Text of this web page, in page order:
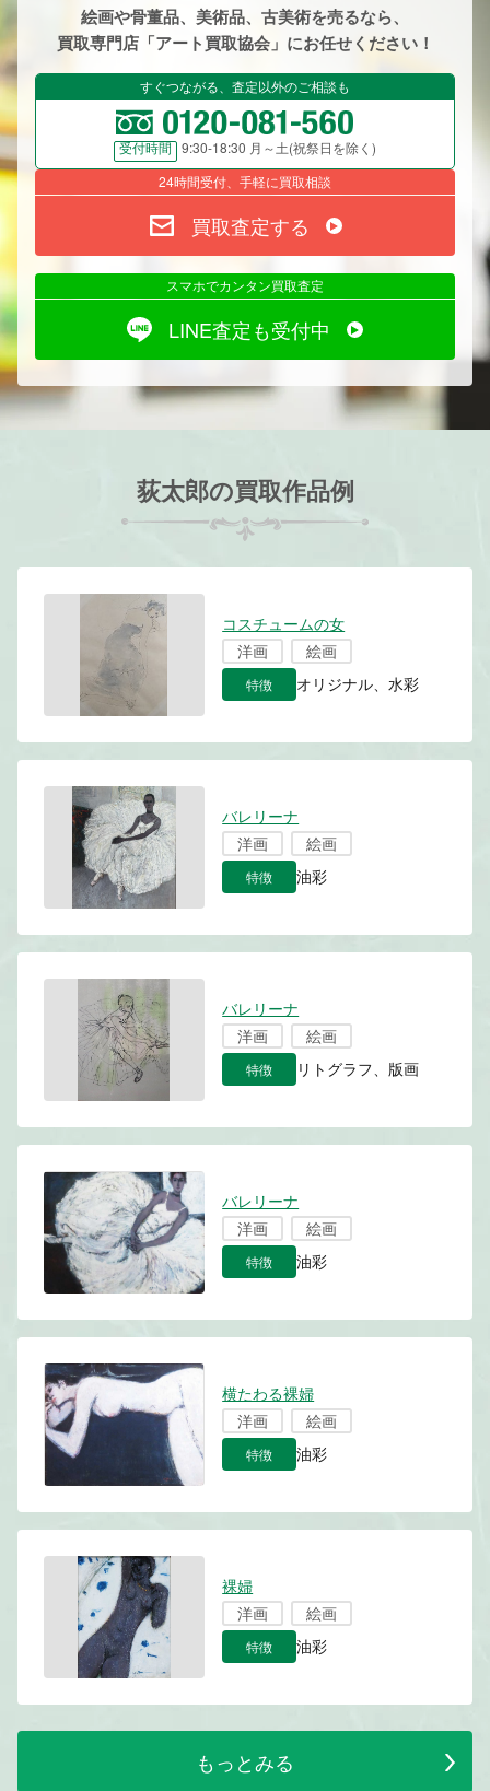
絵画や骨董品、美術品、古美術を売るなら、
買取専門店「アート買取協会」にお任せください！
すぐつながる、査定以外のご相談も
受付時間
9:30-18:30 月～土(祝祭日を除く)
24時間受付、手軽に買取相談
買取査定する
スマホでカンタン買取査定
LINE査定も受付中
荻太郎の買取作品例
コスチュームの女
洋画
絵画
特徴 オリジナル、水彩
バレリーナ
洋画
絵画
特徴 油彩
バレリーナ
洋画
絵画
特徴 リトグラフ、版画
バレリーナ
洋画
絵画
特徴 油彩
横たわる裸婦
洋画
絵画
特徴 油彩
裸婦
洋画
絵画
特徴 油彩
もっとみる